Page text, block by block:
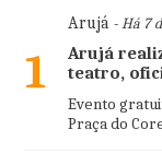
1
Arujá- Há 7
Arujá
teatro,
Evento
Praça do